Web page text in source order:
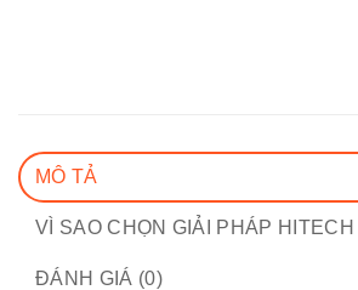
MÔ TẢ
VÌ SAO CHỌN GIẢI PHÁP HITECH
ĐÁNH GIÁ (0)